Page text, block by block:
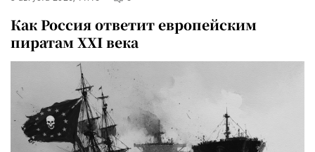
Как Россия ответит европейским
пиратам XXI века